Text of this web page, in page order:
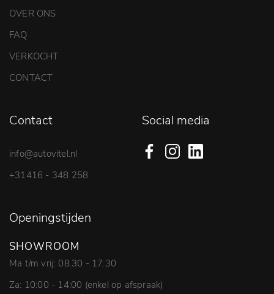
OVER ONS
FAQ
VERKOCHT
CONTACT
Contact
info@autovitel.nl
+31416 - 348 258
Social media
Openingstijden
SHOWROOM
Ma t/m vrij: 08.30 - 17.30
Za: 10:00 - 14:00 (enkel op afspraak)